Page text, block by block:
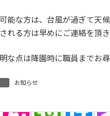
能な方は、台風が過ぎて天
れる方は早めにご連絡を頂
な点は降園時に職員までお尋
お知らせ